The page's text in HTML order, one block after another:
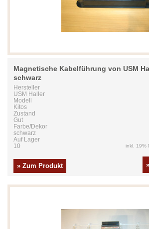
Magnetische Kabelführung von USM
schwarz
Hersteller
USM Haller
Modell
Kitos
Zustand
Gut
Farbe/Dekor
schwarz
Auf Lager
10
» Zum Produkt
inkl. 19%